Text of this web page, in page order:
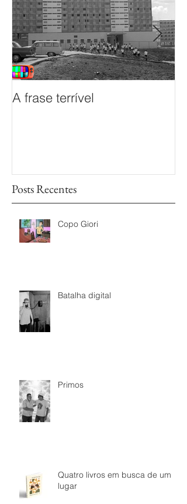
A frase terrível
Posts Recentes
Copo Giori
Batalha digital
Primos
Quatro livros em busca de um
lugar